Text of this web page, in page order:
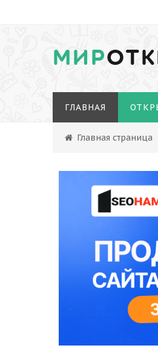
МИР
ГЛАВНАЯ
Главная страница